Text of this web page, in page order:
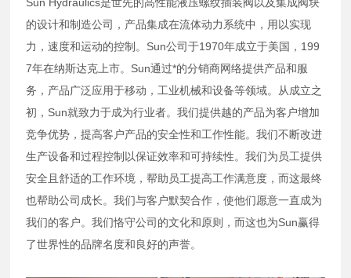
的设计和制造公司，产品集成在流体动力系统中，用以实现
力，速度和运动的控制。Sun公司于1970年成立于美国，199
7年在纳斯达克上市。Sun通过*的分销商网络提供产品和服
务，产品广泛应用于移动，工业机械和设备等领域。从成立之
初，Sun就致力于成为行业者。我们提供越的产品为客户增加
竞争优势，提高客户产品的安全性和工作性能。我们不断改进
生产设备和过程控制以保证效率和可持续性。我们为员工提供
安全且舒适的工作环境，帮助员工提高工作满意度，而这最终
也帮助公司成长。我们与客户默契合作，使他们愿意一直成为
我们的客户。我们恪守公司的文化和原则，而这也为Sun赢得
了世界性的品牌名度和良好的声誉。